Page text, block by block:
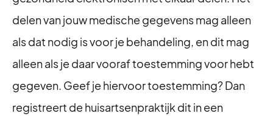
delen van jouw medische gegevens mag alleen
als dat nodig is voor je behandeling, en dit mag
alleen als je daar vooraf toestemming voor hebt
gegeven. Geef je hiervoor toestemming? Dan
registreert de huisartsenpraktijk dit in een